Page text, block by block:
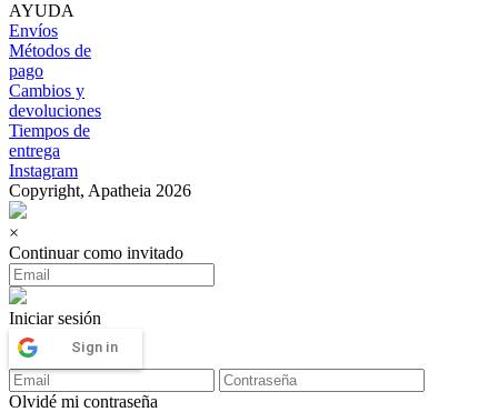
AYUDA
Envíos
Métodos de
pago
Cambios y
devoluciones
Tiempos de
entrega
Instagram
Copyright, Apatheia 2026
×
Continuar como invitado
Iniciar sesión
Sign in
Olvidé mi contraseña